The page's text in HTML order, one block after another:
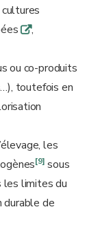
cultures
q,
ou co-produits
toutefois en
les
[9] sous
les limites du
durable de